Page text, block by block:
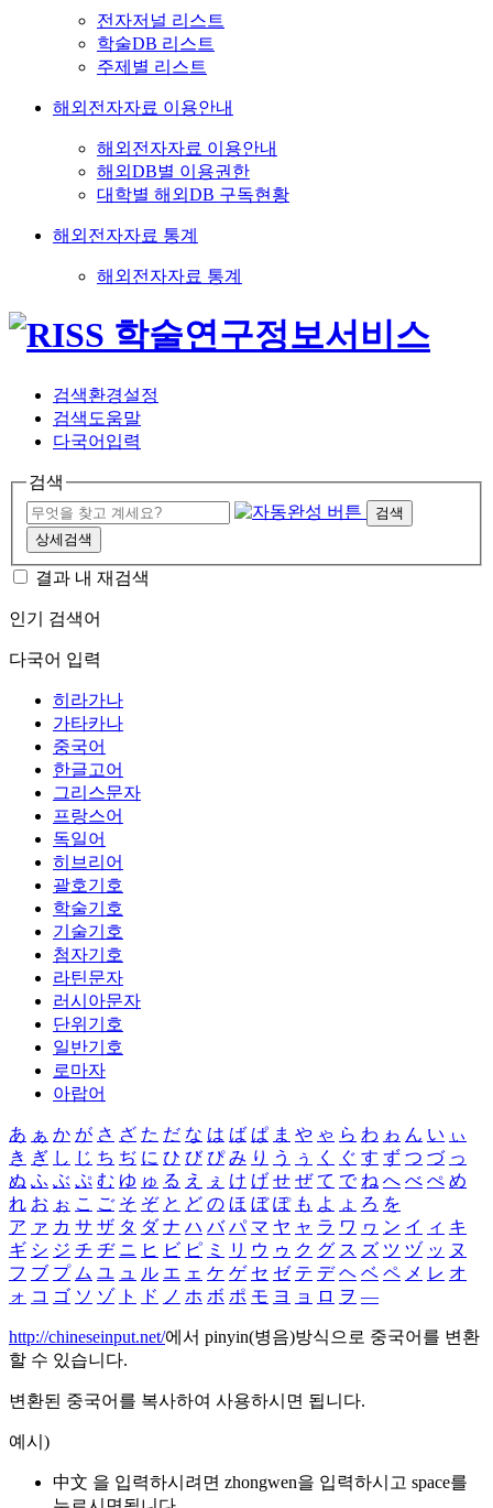
전자저널 리스트
학술DB 리스트
주제별 리스트
해외전자자료 이용안내
해외전자자료 이용안내
해외DB별 이용권한
대학별 해외DB 구독현황
해외전자자료 통계
해외전자자료 통계
검색환경설정
검색도움말
다국어입력
검색
검색
상세검색
결과 내 재검색
인기 검색어
다국어 입력
히라가나
가타카나
중국어
한글고어
그리스문자
프랑스어
독일어
히브리어
괄호기호
학술기호
기술기호
첨자기호
라틴문자
러시아문자
단위기호
일반기호
로마자
아랍어
あ ぁ か が さ ざ た だ な は ば ぱ ま や ゃ ら わ ゎ ん い ぃ
き ぎ し じ ち ぢ に ひ び ぴ み り う ぅ く ぐ す ず つ づ っ
ぬ ふ ぶ ぷ む ゆ ゅ る え ぇ け げ せ ぜ て で ね へ べ ぺ め
れ お ぉ こ ご そ ぞ と ど の ほ ぼ ぽ も よ ょ ろ を
ア ァ カ サ ザ タ ダ ナ ハ バ パ マ ヤ ャ ラ ワ ヮ ン イ ィ キ
ギ シ ジ チ ヂ ニ ヒ ビ ピ ミ リ ウ ゥ ク グ ス ズ ツ ヅ ッ ヌ
フ ブ プ ム ユ ュ ル エ ェ ケ ゲ セ ゼ テ デ ヘ ベ ペ メ レ オ
ォ コ ゴ ソ ゾ ト ド ノ ホ ボ ポ モ ヨ ョ ロ ヲ ―
http://chineseinput.net/에서 pinyin(병음)방식으로 중국어를 변환
할 수 있습니다.
변환된 중국어를 복사하여 사용하시면 됩니다.
예시)
中文 을 입력하시려면 zhongwen을 입력하시고 space를